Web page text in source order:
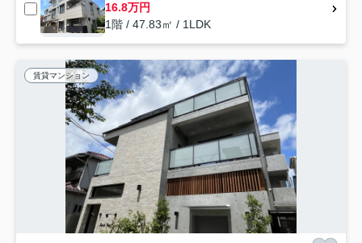
16.8万円
1階 / 47.83㎡ / 1LDK
賃貸マンション